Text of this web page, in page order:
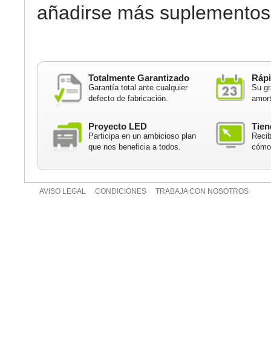
añadirse más
Totalmente Garantizado
Garantía total ante cualquier
defecto de fabricación.
Su
Proyecto LED
Participa en un ambicioso plan
que nos beneficia a todos.
AVISO LEGAL CONDICIONES TRABAJA CON NOSOTROS